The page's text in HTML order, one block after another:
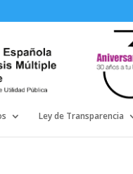
Ley de Transparencia